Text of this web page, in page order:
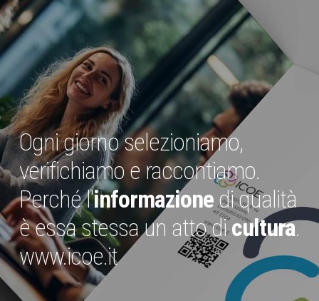
Ogni giorno selezioniamo,
verifichiamo e raccontiamo.
Perché l'informazionedi qualità
è essa stessa un atto dicultura.
www.icoe.it